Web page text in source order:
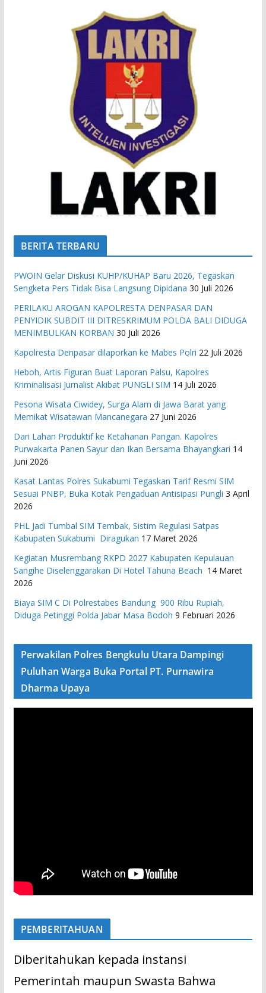
BERITA TERBARU
PWOIN Gelar Diskusi KUHP/KUHAP Baru 2026, Tegaskan
Sengketa Pers Tidak Bisa Langsung Dipidana 30 Juli 2026
PERILAKU AROGAN KAPOLRESTA DENPASAR DAN
PENYIDIK SUBDIT III DITRESKRIMUM POLDA BALI DIDUGA
MENIMBULKAN KORBAN 30 Juli 2026
Kapolresta Denpasar dilaporkan ke Mabes Polri 22 Juli 2026
Heboh, Artis Figuran Buat Laporan Palsu, Kapolres
Kriminalisasi Jurnalist Akibat PUNGLI SIM 14 Juli 2026
Pesona Wisata Ciwidey, Surga Alam di Jawa Barat yang
Memikat Wisatawan Mancanegara 27 Juni 2026
Dari Lahan Produktif ke Ketahanan Pangan. Kapolres
Purwakarta Panen Sayur dan Ikan Bersama Bhayangkari 14
Juni 2026
Kasat Lantas Polres Sukabumi Tegaskan Tarif Resmi SIM
Sesuai PNBP, Buka Kotak Pengaduan Antisipasi Pungli 3 April
2026
PHL Jadi Tumbal SIM Tembak, Sistim Regulasi Satpas
Kabupaten Sukabumi Diragukan 17 Maret 2026
Kegiatan Musrembang RKPD 2027 ​Kabupaten Kepulauan
Sangihe Diselenggarakan Di Hotel Tahuna Beach 14 Maret
2026
Biaya SIM C Di Polrestabes Bandung 900 Ribu Rupiah,
Diduga Petinggi Polda Jabar Masa Bodoh 9 Februari 2026
Perwakilan Polres Bengkulu Utara Dampingi
Puluhan Warga Buka Portal PT. Purnawira
Dharma Upaya
PEMBERITAHUAN
Diberitahukan kepada instansi
Pemerintah maupun Swasta Bahwa